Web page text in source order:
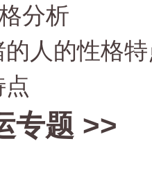
分析
人的性格
专题 >>